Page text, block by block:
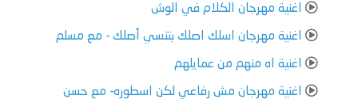
اغنية مهرجان الكلام في الوش
اغنية مهرجان اسلك اصلك بتنسي أصلك - مع مسلم
اغنية اه منهم من عمايلهم
اغنية مهرجان مش رفاعي لكن اسطوره- مع حسن